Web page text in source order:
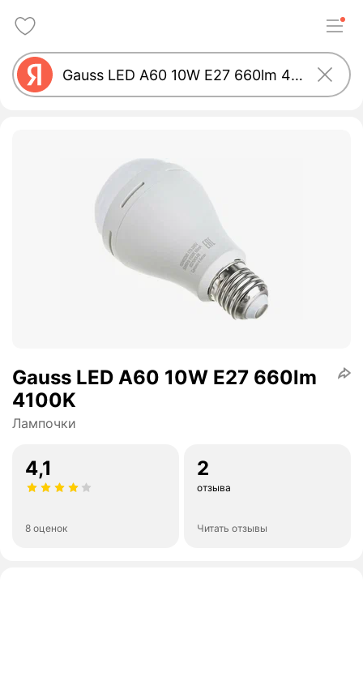
Gauss LED A60 10W E27 660lm
4100K
Лампочки
4,1
8 оценок
2
отзыва
Читать отзывы